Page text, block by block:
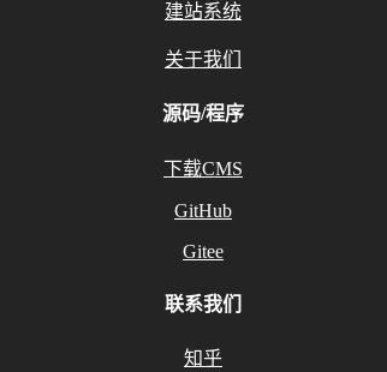
建站系统
关于我们
源码/程序
下载CMS
GitHub
Gitee
联系我们
知乎